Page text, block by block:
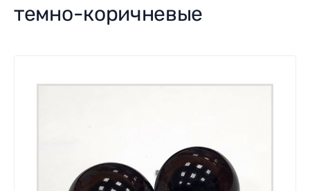
темно-коричневые